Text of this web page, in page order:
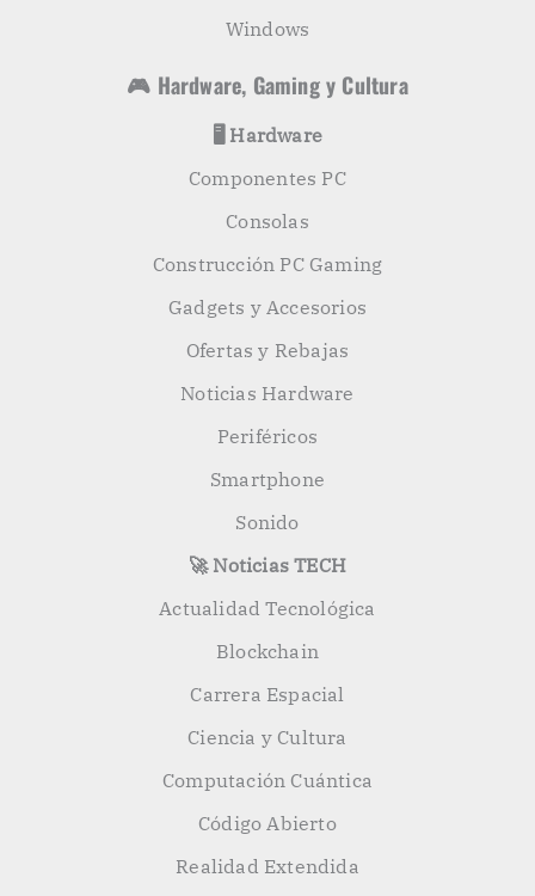
Windows
🎮 Hardware, Gaming y Cultura
🖥️ Hardware
Componentes PC
Consolas
Construcción PC Gaming
Gadgets y Accesorios
Ofertas y Rebajas
Noticias Hardware
Periféricos
Smartphone
Sonido
🚀 Noticias TECH
Actualidad Tecnológica
Blockchain
Carrera Espacial
Ciencia y Cultura
Computación Cuántica
Código Abierto
Realidad Extendida